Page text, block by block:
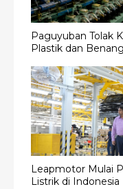
Paguyuban Tolak
Plastik dan Benang
Leapmotor Mulai
Listrik di Indonesia